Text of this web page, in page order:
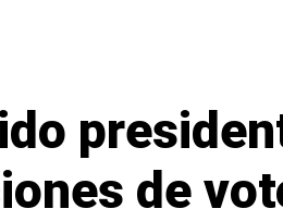
de